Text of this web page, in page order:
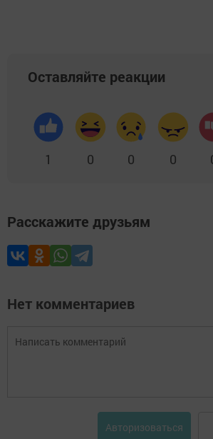
Оставляйте реакции
1 0 0 0
Расскажите друзьям
Нет комментариев
Авторизоваться